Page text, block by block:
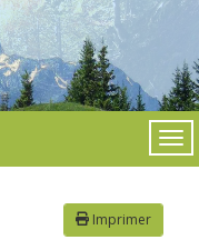
Imprimer